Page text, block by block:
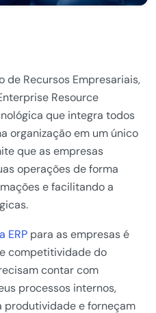
de Recursos Empresariais,
Resource
que integra todos
organização em um único
que as empresas
operações de forma
e facilitando a
ERP para as empresas é
competitividade do
contar com
processos internos,
produtividade e forneçam